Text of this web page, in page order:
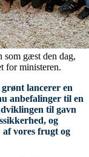
som gæst den dag,
for ministeren.
lancerer en
anbefalinger til en
til gavn
og
vores frugt og